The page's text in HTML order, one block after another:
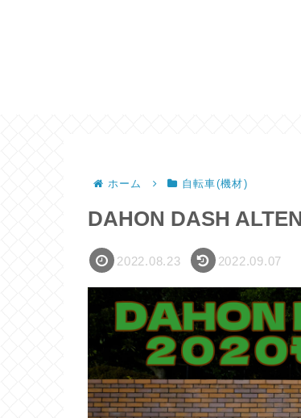
ホーム 自転車(機材)
DAHON DASH
2022.08.23 2022.09.07